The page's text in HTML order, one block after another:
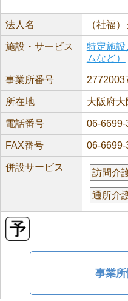
法人名 （社福
施設・サービス
特定施設
ムなど）
事業所番号
所在地 大阪府
電話番号 06-6699-
FAX番号 06-6699-
併設サービス
訪問介
通所介
事業